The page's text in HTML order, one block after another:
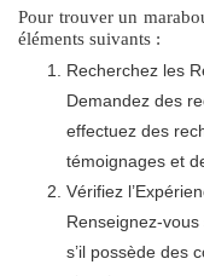
Pour trouver un
éléments suivants :
Recherchez les
Demandez des
effectuez des
témoignages et
Vérifiez
Renseignez-
s’il possède des